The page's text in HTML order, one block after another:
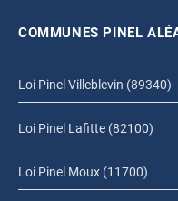
COMMUNES PINEL
Loi Pinel Villeblevin (89340)
Loi Pinel Lafitte (82100)
Loi Pinel Moux (11700)